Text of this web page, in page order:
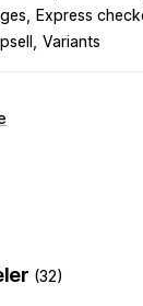
Express
Variants
(32)